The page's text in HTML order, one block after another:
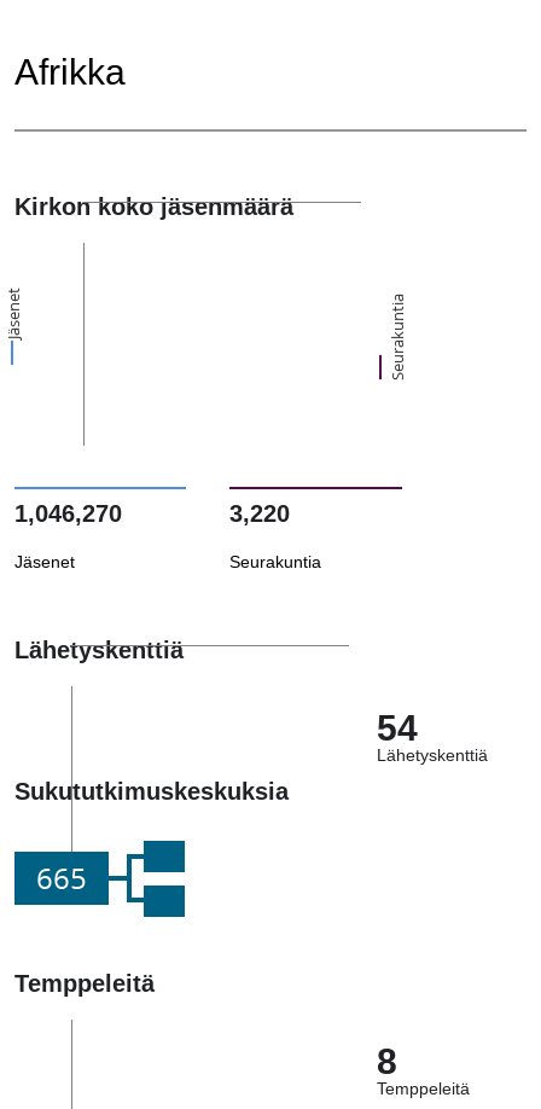
Afrikka
Kirkon koko jäsenmäärä
Jäsenet Seurakuntia
1,046,270
Jäsenet
3,220
Seurakuntia
Lähetyskenttiä
54
Lähetyskenttiä
Sukututkimuskeskuksia
665
Temppeleitä
8
Temppeleitä